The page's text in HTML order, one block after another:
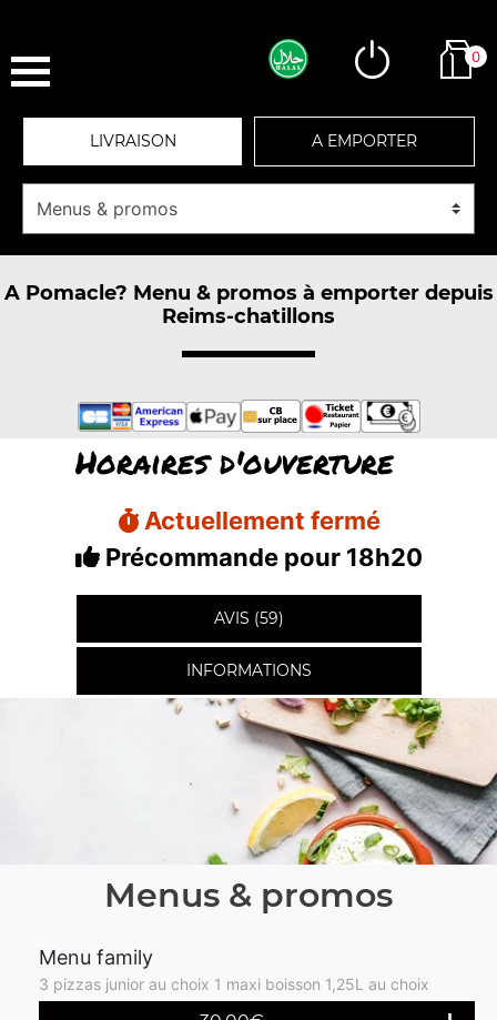
0
LIVRAISON A EMPORTER
A Pomacle? Menu & promos à emporter depuis
Reims-chatillons
Horaires d'ouverture
Actuellement fermé
Précommande pour 18h20
AVIS (59)
INFORMATIONS
Menus & promos
Menu family
3 pizzas junior au choix 1 maxi boisson 1,25L au choix